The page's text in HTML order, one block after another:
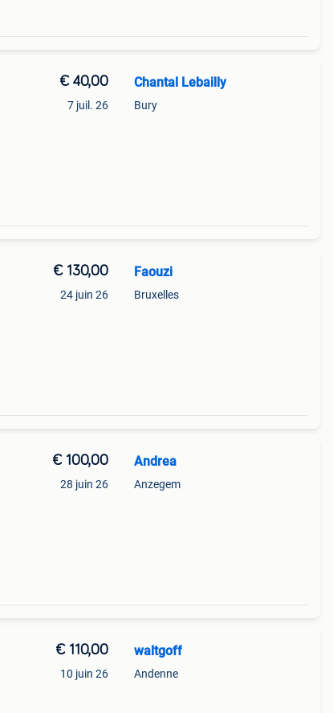
€ 40,00
7 juil. 26
Chantal Lebailly
Bury
€ 130,00
24 juin 26
Faouzi
Bruxelles
€ 100,00
28 juin 26
Andrea
Anzegem
€ 110,00
10 juin 26
waltgoff
Andenne